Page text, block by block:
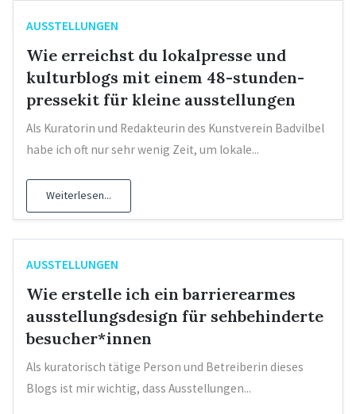
AUSSTELLUNGEN
Wie erreichst du lokalpresse und
kulturblogs mit einem 48-stunden-
pressekit für kleine ausstellungen
Als Kuratorin und Redakteurin des Kunstverein Badvilbel
habe ich oft nur sehr wenig Zeit, um lokale...
Weiterlesen...
AUSSTELLUNGEN
Wie erstelle ich ein barrierearmes
ausstellungsdesign für sehbehinderte
besucher*innen
Als kuratorisch tätige Person und Betreiberin dieses
Blogs ist mir wichtig, dass Ausstellungen...